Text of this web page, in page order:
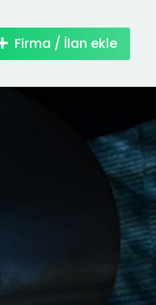
Firma / İlan ekle